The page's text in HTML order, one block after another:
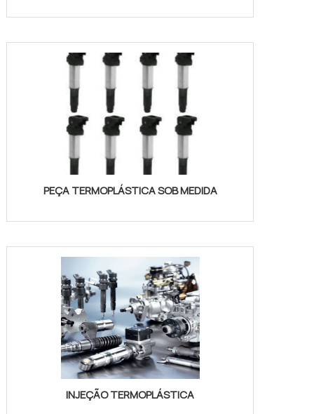
PEÇA TERMOPLÁSTICA SOB MEDIDA
INJEÇÃO TERMOPLÁSTICA